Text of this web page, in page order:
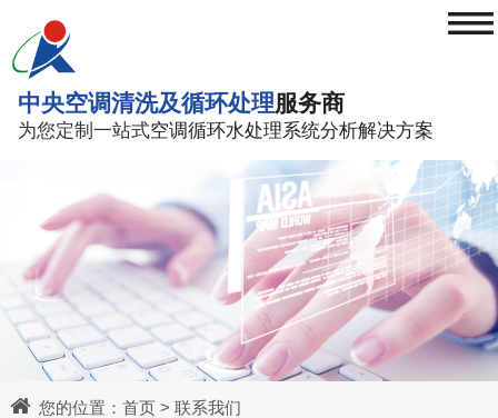
中央空调清洗及循环处理服务商
为您定制一站式空调循环水处理系统分析解决方案
≡
您的位置： 首页> 联系我们